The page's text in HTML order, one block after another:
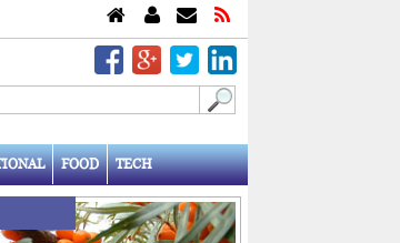
FOOD TECH